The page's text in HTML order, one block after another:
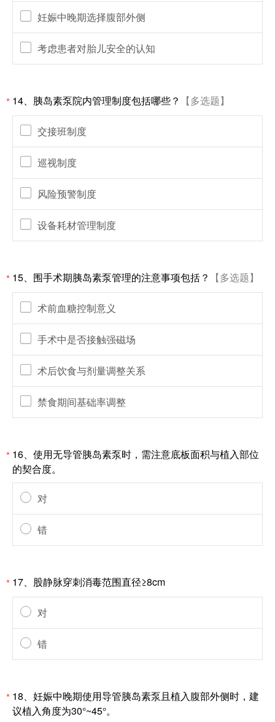
妊娠中晚期选择腹部外侧
考虑患者对胎儿安全的认知
* 14、胰岛素泵院内管理制度包括哪些？ 【多选题】
交接班制度
巡视制度
风险预警制度
设备耗材管理制度
* 15、围手术期胰岛素泵管理的注意事项包括？ 【多选题】
术前血糖控制意义
手术中是否接触强磁场
术后饮食与剂量调整关系
禁食期间基础率调整
* 16、使用无导管胰岛素泵时，需注意底板面积与植入部位
的契合度。
对
错
* 17、股静脉穿刺消毒范围直径​​≥8cm​​
对
错
* 18、妊娠中晚期使用导管胰岛素泵且植入腹部外侧时，建
议植入角度为30°~45°。